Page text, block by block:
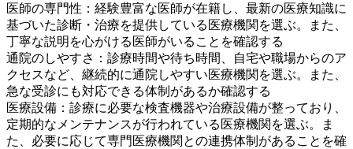
医師の専門性：経験豊富な医師が在籍し、最新の医療知識に
基づいた診断・治療を提供している医療機関を選ぶ。また、
丁寧な説明を心がける医師がいることを確認する
通院のしやすさ：診療時間や待ち時間、自宅や職場からのア
クセスなど、継続的に通院しやすい医療機関を選ぶ。また、
急な受診にも対応できる体制があるか確認する
医療設備：診療に必要な検査機器や治療設備が整っており、
定期的なメンテナンスが行われている医療機関を選ぶ。ま
た、必要に応じて専門医療機関との連携体制があることを確